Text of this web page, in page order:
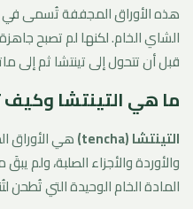
هذه الأوراق المجففة تُسمى في
الشاي الخام. لكنها لم تصبح
قبل أن تتحول إلى تينتشا ثم إلى
ما هي التينتشا وكيف
التينتشا (tencha)
هي الأوراق
والأوردة والأجزاء الصلبة، ولم
المادة الخام الوحيدة التي تُطحن